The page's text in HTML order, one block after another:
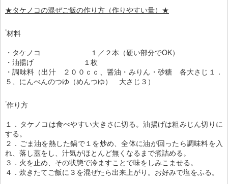
★タケノコの混ぜご飯の作り方（作りやすい量）★
材料
・タケノコ １／２本（硬い部分でOK）
・油揚げ １枚
・調味料（出汁 ２００ｃｃ、醤油・みりん・砂糖 各大さじ１．
５、にんべんのつゆ（めんつゆ） 大さじ３）
作り方
１．タケノコは食べやすい大きさに切る。油揚げは粗みじん切りに
する。
２．ごま油を熱した鍋で１を炒め、全体に油が回ったら調味料を入
れ、落し蓋をし、汁気がほとんど無くなるまで煮詰める。
３．火を止め、その状態で冷ますことで味をしみこませる。
４．炊きたてご飯に３を混ぜたら出来上がり。お好みで塩をふる。